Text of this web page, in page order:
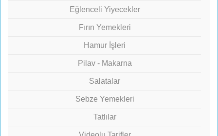
Eğlenceli Yiyecekler
Fırın Yemekleri
Hamur İşleri
Pilav - Makarna
Salatalar
Sebze Yemekleri
Tatlılar